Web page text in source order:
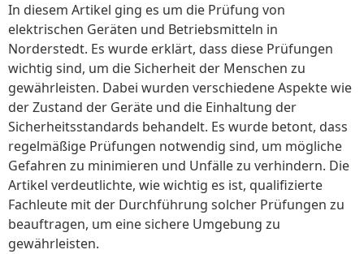
In diesem Artikel ging es um die Prüfung von
elektrischen Geräten und Betriebsmitteln in
Norderstedt. Es wurde erklärt, dass diese Prüfungen
wichtig sind, um die Sicherheit der Menschen zu
gewährleisten. Dabei wurden verschiedene Aspekte wie
der Zustand der Geräte und die Einhaltung der
Sicherheitsstandards behandelt. Es wurde betont, dass
regelmäßige Prüfungen notwendig sind, um mögliche
Gefahren zu minimieren und Unfälle zu verhindern. Die
Artikel verdeutlichte, wie wichtig es ist, qualifizierte
Fachleute mit der Durchführung solcher Prüfungen zu
beauftragen, um eine sichere Umgebung zu
gewährleisten.